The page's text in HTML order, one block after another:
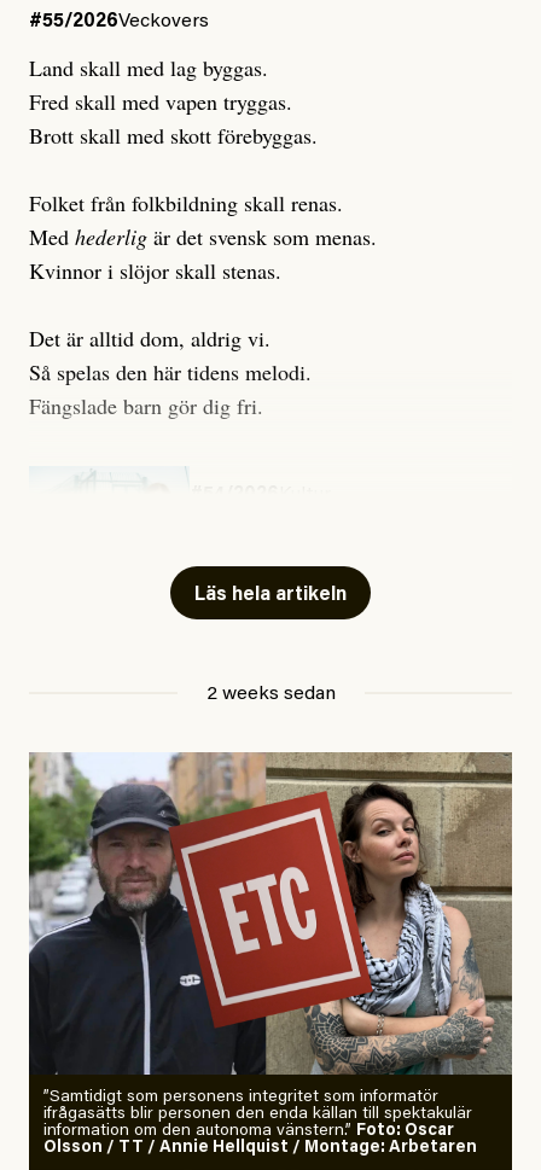
#55/2026Veckovers
Land skall med lag byggas.
Fred skall med vapen tryggas.
Brott skall med skott förebyggas.
Folket från folkbildning skall renas.
Med hederlig är det svensk som menas.
Kvinnor i slöjor skall stenas.
Det är alltid dom, aldrig vi.
Så spelas den här tidens melodi.
Fängslade barn gör dig fri.
Läs hela artikeln
2 weeks sedan
”Samtidigt som personens integritet som informatör
ifrågasätts blir personen den enda källan till spektakulär
information om den autonoma vänstern.” Foto: Oscar
Olsson / TT / Annie Hellquist / Montage: Arbetaren